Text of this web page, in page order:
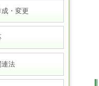
・変更
連法